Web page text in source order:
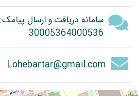
سامانه دریافت و ارسال پیامک:
30005364000536
Lohebartar@gmail.com